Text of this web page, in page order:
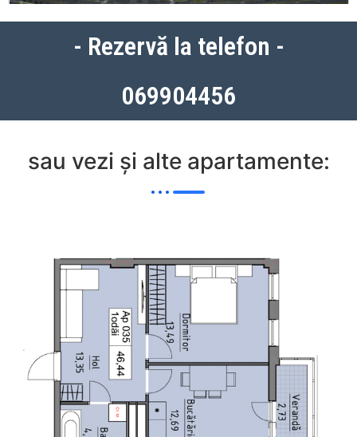
- Rezervă la telefon -
069904456
sau vezi și alte apartamente: